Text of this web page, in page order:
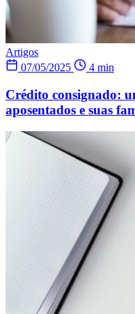
Artigos
07/05/2025
4 min
Crédito consignado:
aposentados e suas